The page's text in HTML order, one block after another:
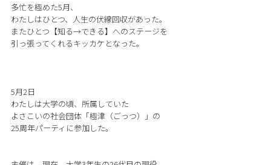
多忙を極めた5月、
わたしはひとつ、人生の伏線回収があった。
またひとつ【知る→できる】へのステージを
引っ張ってくれるキッカケとなった。
5月2日
わたしは大学の頃、所属していた
よさこいの社会団体「極津（ごっつ）」の
25周年パーティに参加した。